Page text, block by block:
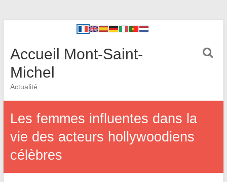
Accueil Mont-Saint-
Michel
Actualité
Les femmes influentes dans la
vie des acteurs hollywoodiens
célèbres